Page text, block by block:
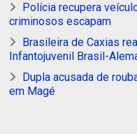
Polícia recupera
criminosos escapam
Brasileira de Caxias
Infantojuvenil Brasil-
Dupla acusada de
em Magé